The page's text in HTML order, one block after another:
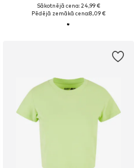
Sākotnējā cena: 24,99 €
Pēdējā zemākā cena:8,09 €